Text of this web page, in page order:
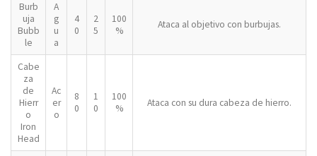
Burb
uja
Bubb
le
A
g
u
a
4
0
2
5
100
%
Ataca al objetivo con burbujas.
Cabe
za
de
Hierr
o
Iron
Head
Ac
er
o
8
0
1
0
100
%
Ataca con su dura cabeza de hierro.